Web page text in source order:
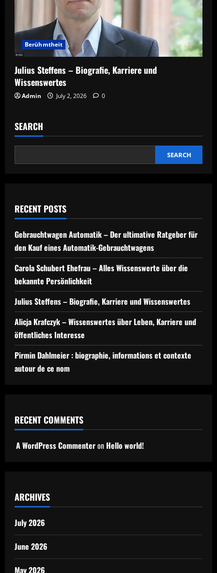
Berühmtheit
Julius Steffens – Biografie, Karriere und
Wissenswertes
Admin July 2, 2026 0
SEARCH
SEARCH
RECENT POSTS
Gebrauchtwagen Automatik – Der ultimative Ratgeber für
den Kauf eines Automatik-Gebrauchtwagens
Carola Schubert Ehefrau – Alles Wissenswerte über die
bekannte Persönlichkeit
Julius Steffens – Biografie, Karriere und Wissenswertes
Alicja Krafczyk – Wissenswertes über Leben, Karriere und
öffentliches Interesse
Pirmin Dahlmeier : biographie, informations et contexte
autour de ce nom
RECENT COMMENTS
A WordPress Commenteron Hello world!
ARCHIVES
July 2026
June 2026
May 2026